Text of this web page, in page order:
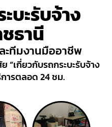
บะรับจ้าง
ธานี
ทีมงานมืออาชีพ
“เกี่ยวกับรถกระบะรับจ้าง
ารตลอด 24 ชม.